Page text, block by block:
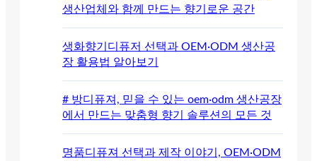
생산업체와 함께 만드는 향기로운 공간
생화향기디퓨저 선택과 OEM·ODM 생산공
장 활용법 알아보기
# 방디퓨져, 믿을 수 있는 oem·odm 생산공장
에서 만드는 맞춤형 향기 솔루션의 모든 것
명품디퓨져 선택과 제작 이야기, OEM·ODM